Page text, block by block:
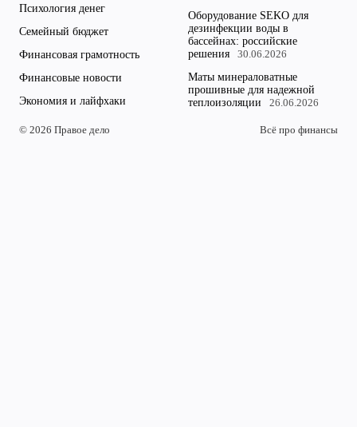
Психология денег
Семейный бюджет
Финансовая грамотность
Финансовые новости
Экономия и лайфхаки
Оборудование SEKO для
дезинфекции воды в
бассейнах: российские
решения
30.06.2026
Маты минераловатные
прошивные для надежной
теплоизоляции
26.06.2026
© 2026 Правое дело Всё про финансы